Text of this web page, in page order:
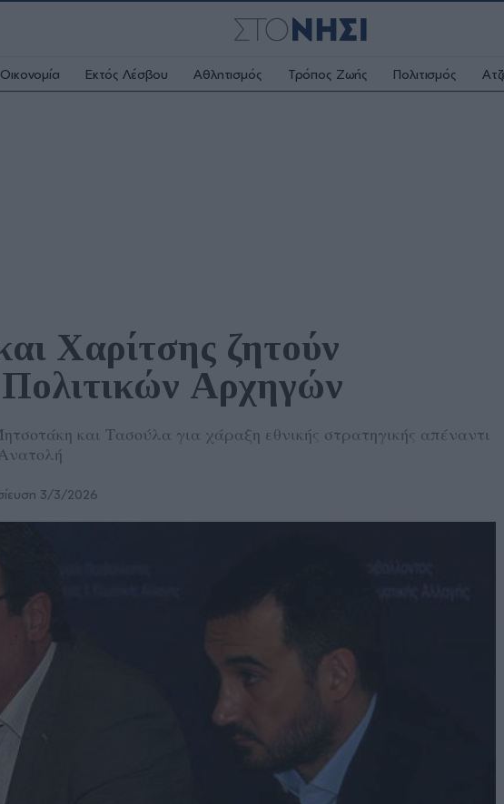
Οικονομία Εκτός Λέσβου Αθλητισμός Τρόπος Ζωής Πολιτισμός
Χαρίτσης ζητούν
Αρχηγών
και Τασούλα για χάραξη εθνικής στρατηγικής απέναντι
3/3/2026